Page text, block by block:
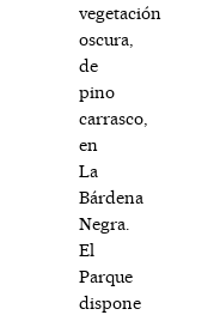
vegetación
oscura,
de
pino
carrasco,
en
La
Bárdena
Negra.
El
Parque
dispone